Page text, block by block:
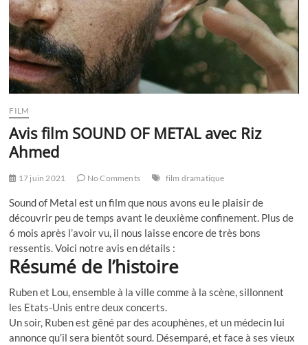
FILM
Avis film SOUND OF METAL avec Riz
Ahmed
17 juin 2021 No Comments film dramatique
Sound of Metal est un film que nous avons eu le plaisir de
découvrir peu de temps avant le deuxième confinement. Plus de
6 mois après l’avoir vu, il nous laisse encore de très bons
ressentis. Voici notre avis en détails :
Résumé de l’histoire
Ruben et Lou, ensemble à la ville comme à la scène, sillonnent
les Etats-Unis entre deux concerts.
Un soir, Ruben est gêné par des acouphènes, et un médecin lui
annonce qu’il sera bientôt sourd. Désemparé, et face à ses vieux